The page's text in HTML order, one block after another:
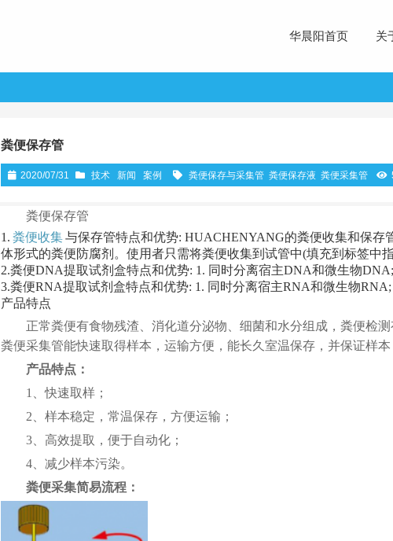
华晨阳首页 关
粪便保存管
2020/07/31 技术 新闻 案例 粪便保存与采集管 粪便保存液 粪便采集管
粪便保存管
1. 粪便收集与保存管特点和优势: HUACHENYANG的粪便收集和保
体形式的粪便防腐剂。使用者只需将粪便收集到试管中(填充到标签中
2.粪便DNA提取试剂盒特点和优势: 1. 同时分离宿主DNA和微生物
3.粪便RNA提取试剂盒特点和优势: 1. 同时分离宿主RNA和微生物RNA;
产品特点
正常粪便有食物残渣、消化道分泌物、细菌和水分组成，粪便检
粪便采集管能快速取得样本，运输方便，能长久室温保存，并保证样
产品特点：
1、快速取样；
2、样本稳定，常温保存，方便运输；
3、高效提取，便于自动化；
4、减少样本污染。
粪便采集简易流程：